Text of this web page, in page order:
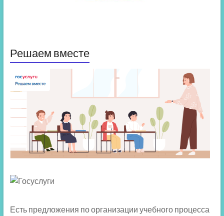
Решаем вместе
Есть предложения по организации учебного процесса